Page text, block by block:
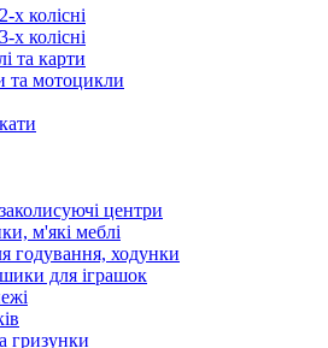
х колісні
х колісні
та карти
та мотоцикли
центри
м'які меблі
годування, ходунки
для іграшок
гризунки